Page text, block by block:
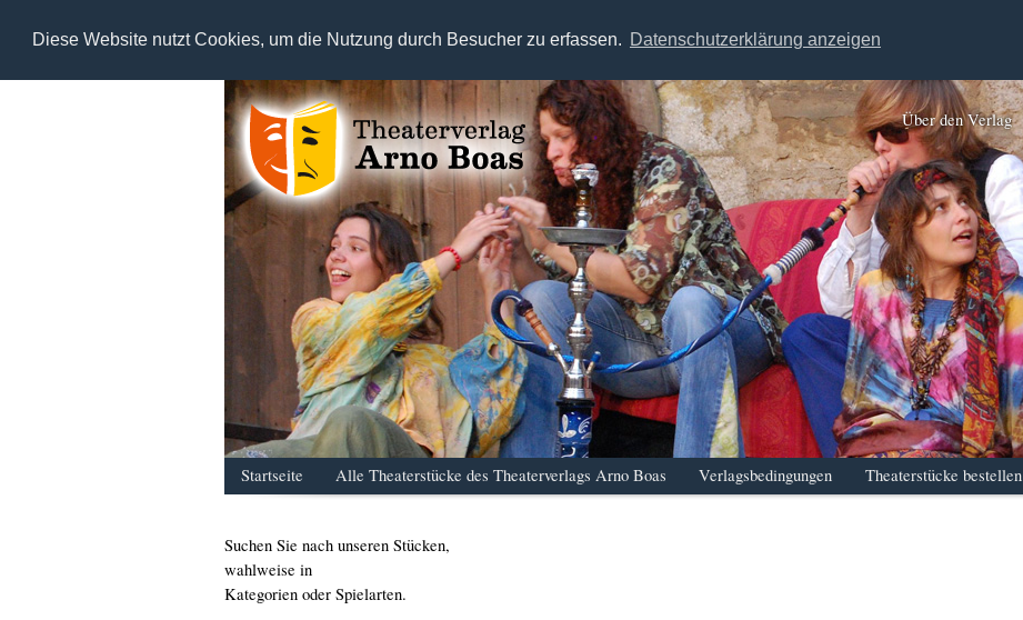
Diese Website nutzt Cookies, um die Nutzung durch Besucher zu erfassen. Datenschutzerklärung anzeigen
Über den Verlag
Startseite Alle Theaterstücke des Theaterverlags Arno Boas Verlagsbedingungen Theaterstücke bestellen
Suchen Sie nach unseren Stücken,
wahlweise in
Kategorien oder Spielarten.